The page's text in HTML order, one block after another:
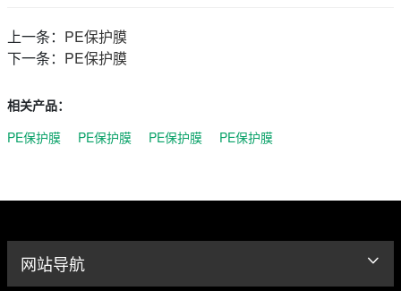
上一条： PE保护膜
下一条： PE保护膜
相关产品：
PE保护膜
PE保护膜 PE保护膜 PE保护膜
网站导航